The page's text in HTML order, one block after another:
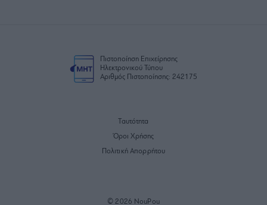
Πιστοποίηση Επιχείρησης
Ηλεκτρονικού Τύπου
Αριθμός Πιστοποίησης: 242175
Ταυτότητα
Όροι Χρήσης
Πολιτική Απορρήτου
© 2026 NouPou